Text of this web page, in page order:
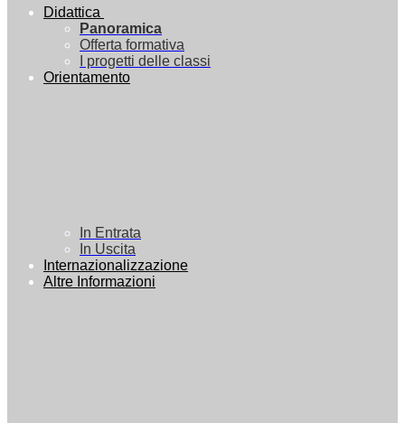
Didattica
Panoramica
Offerta formativa
I progetti delle classi
Orientamento
In Entrata
In Uscita
Internazionalizzazione
Altre Informazioni